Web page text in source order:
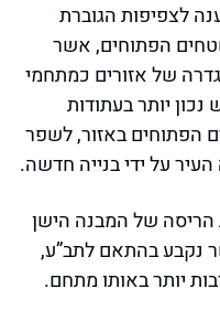
לצפיפות הגוברת
הפתוחים, אשר
של אזורים כמתחמי
יותר בעתודות
באזור, לשפר
על ידי בנייה חדשה.
הריסה של המבנה הישן
נקבע בהתאם לתב”ע,
יותר באותו מתחם.